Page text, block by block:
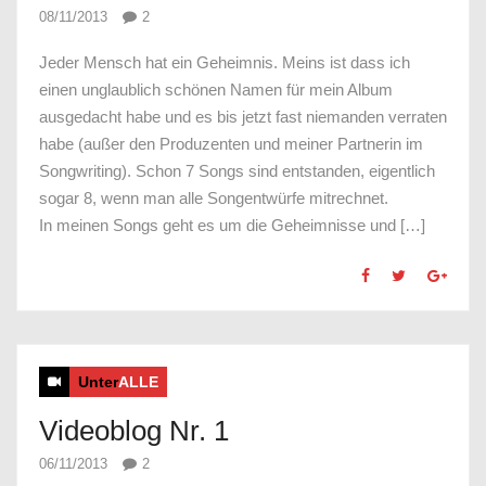
08/11/2013 2
Jeder Mensch hat ein Geheimnis. Meins ist dass ich
einen unglaublich schönen Namen für mein Album
ausgedacht habe und es bis jetzt fast niemanden verraten
habe (außer den Produzenten und meiner Partnerin im
Songwriting). Schon 7 Songs sind entstanden, eigentlich
sogar 8, wenn man alle Songentwürfe mitrechnet.
In meinen Songs geht es um die Geheimnisse und […]
UnterALLE
Videoblog Nr. 1
06/11/2013 2